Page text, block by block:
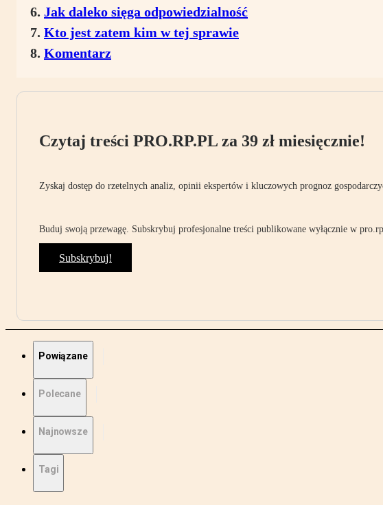
Jak daleko sięga odpowiedzialność
Kto jest zatem kim w tej sprawie
Komentarz
Czytaj treści PRO.RP.PL za 39 zł miesięcznie!
Zyskaj dostęp do rzetelnych analiz, opinii ekspertów i kluczowych prognoz
Buduj swoją przewagę. Subskrybuj profesjonalne treści publikowane wyłącznie w
Subskrybuj!
Powiązane
Polecane
Najnowsze
Tagi